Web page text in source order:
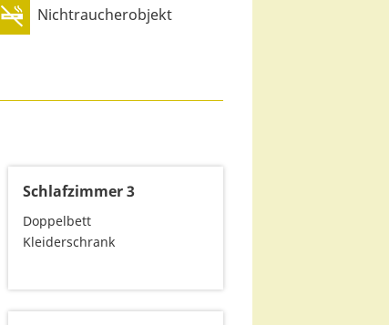
Nichtraucherobjekt
Schlafzimmer 3
Doppelbett
Kleiderschrank